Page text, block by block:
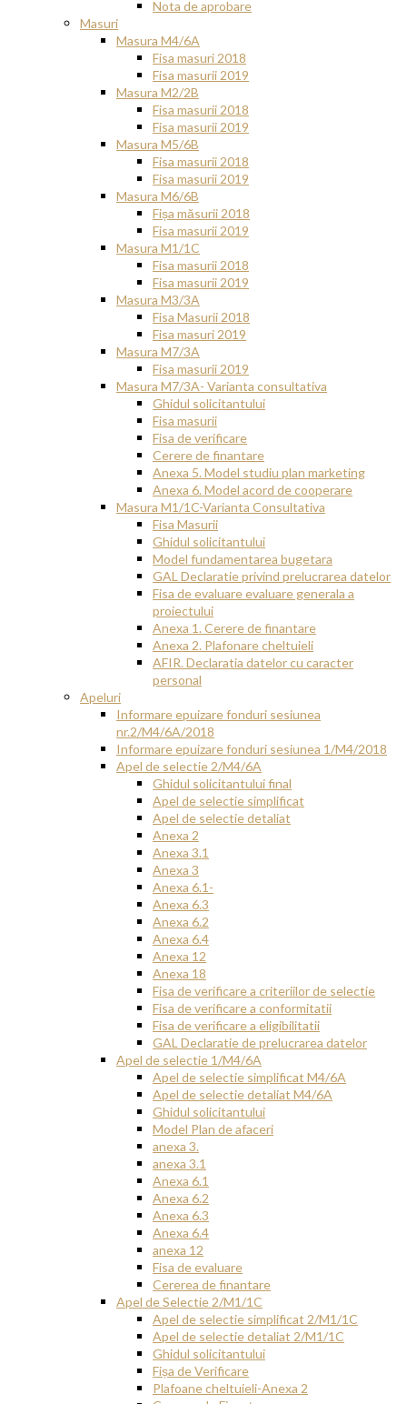
Nota de aprobare
Masuri
Masura M4/6A
Fisa masuri 2018
Fisa masurii 2019
Masura M2/2B
Fisa masurii 2018
Fisa masurii 2019
Masura M5/6B
Fisa masurii 2018
Fisa masurii 2019
Masura M6/6B
Fișa măsurii 2018
Fisa masurii 2019
Masura M1/1C
Fisa masurii 2018
Fisa masurii 2019
Masura M3/3A
Fisa Masurii 2018
Fisa masuri 2019
Masura M7/3A
Fisa masurii 2019
Masura M7/3A- Varianta consultativa
Ghidul solicitantului
Fisa masurii
Fisa de verificare
Cerere de finantare
Anexa 5. Model studiu plan marketing
Anexa 6. Model acord de cooperare
Masura M1/1C-Varianta Consultativa
Fisa Masurii
Ghidul solicitantului
Model fundamentarea bugetara
GAL Declaratie privind prelucrarea datelor
Fisa de evaluare evaluare generala a
proiectului
Anexa 1. Cerere de finantare
Anexa 2. Plafonare cheltuieli
AFIR. Declaratia datelor cu caracter
personal
Apeluri
Informare epuizare fonduri sesiunea
nr.2/M4/6A/2018
Informare epuizare fonduri sesiunea 1/M4/2018
Apel de selectie 2/M4/6A
Ghidul solicitantului final
Apel de selectie simplificat
Apel de selectie detaliat
Anexa 2
Anexa 3.1
Anexa 3
Anexa 6.1-
Anexa 6.3
Anexa 6.2
Anexa 6.4
Anexa 12
Anexa 18
Fisa de verificare a criteriilor de selectie
Fisa de verificare a conformitatii
Fisa de verificare a eligibilitatii
GAL Declaratie de prelucrarea datelor
Apel de selectie 1/M4/6A
Apel de selectie simplificat M4/6A
Apel de selectie detaliat M4/6A
Ghidul solicitantului
Model Plan de afaceri
anexa 3.
anexa 3.1
Anexa 6.1
Anexa 6.2
Anexa 6.3
Anexa 6.4
anexa 12
Fisa de evaluare
Cererea de finantare
Apel de Selectie 2/M1/1C
Apel de selectie simplificat 2/M1/1C
Apel de selectie detaliat 2/M1/1C
Ghidul solicitantului
Fișa de Verificare
Plafoane cheltuieli-Anexa 2